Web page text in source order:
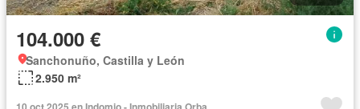
104.000 €
Sanchonuño, Castilla y León
2.950 m²